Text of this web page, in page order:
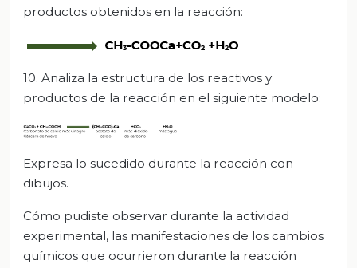
productos obtenidos en la reacción:
10. Analiza la estructura de los reactivos y
productos de la reacción en el siguiente modelo:
Expresa lo sucedido durante la reacción con
dibujos.
Cómo pudiste observar durante la actividad
experimental, las manifestaciones de los cambios
químicos que ocurrieron durante la reacción